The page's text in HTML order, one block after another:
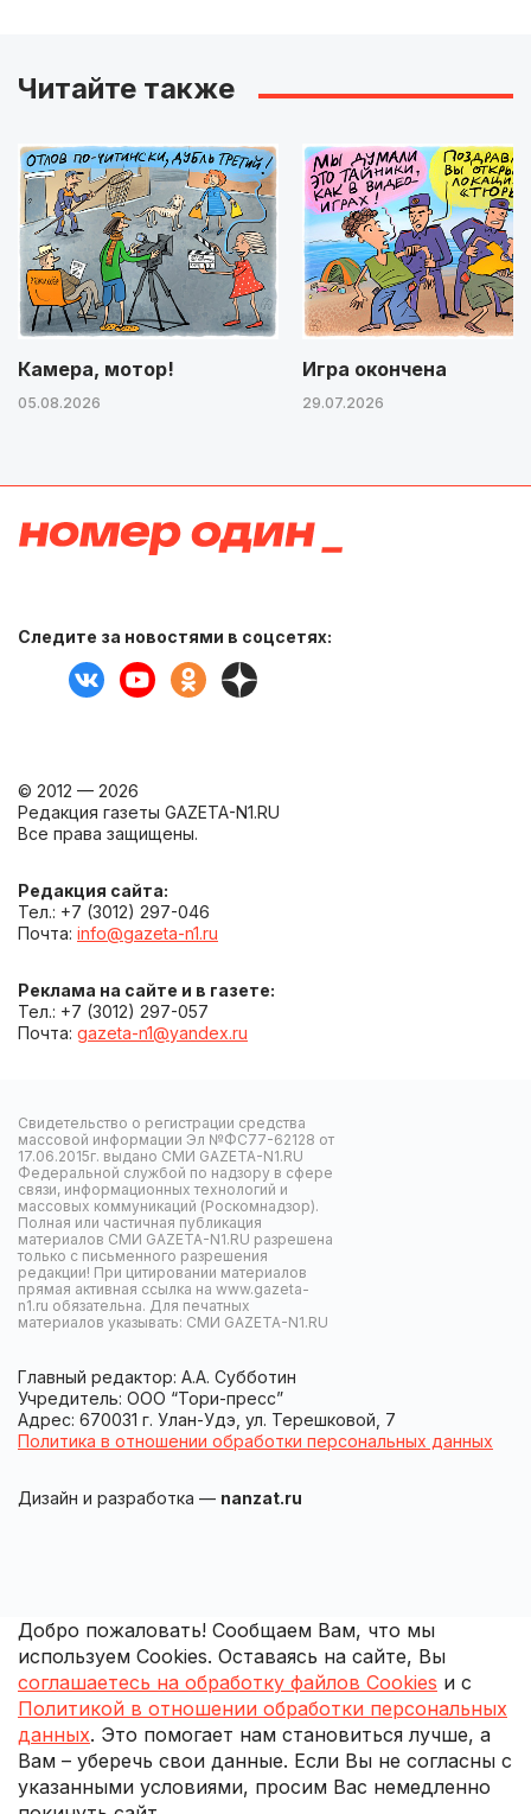
Читайте также
Камера, мотор!
05.08.2026
Игра окончена
29.07.2026
Следите за новостями в соцсетях:
© 2012 — 2026
Редакция газеты GAZETA-N1.RU
Все права защищены.
Редакция сайта:
Тел.: +7 (3012) 297-046
Почта: info@gazeta-n1.ru
Реклама на сайте и в газете:
Тел.: +7 (3012) 297-057
Почта: gazeta-n1@yandex.ru
Свидетельство о регистрации средства
массовой информации Эл №ФС77-62128 от
17.06.2015г. выдано СМИ GAZETA-N1.RU
Федеральной службой по надзору в сфере
связи, информационных технологий и
массовых коммуникаций (Роскомнадзор).
Полная или частичная публикация
материалов СМИ GAZETA-N1.RU разрешена
только с письменного разрешения
редакции! При цитировании материалов
прямая активная ссылка на www.gazeta-
n1.ru обязательна. Для печатных
материалов указывать: СМИ GAZETA-N1.RU
Главный редактор: А.А. Субботин
Учредитель: ООО “Тори-пресс”
Адрес: 670031 г. Улан-Удэ, ул. Терешковой, 7
Политика в отношении обработки персональных данных
Дизайн и разработка — nanzat.ru
Добро пожаловать! Сообщаем Вам, что мы
используем Cookies. Оставаясь на сайте, Вы
соглашаетесь на обработку файлов Cookies и с
Политикой в отношении обработки персональных
данных. Это помогает нам становиться лучше, а
Вам – уберечь свои данные. Если Вы не согласны с
указанными условиями, просим Вас немедленно